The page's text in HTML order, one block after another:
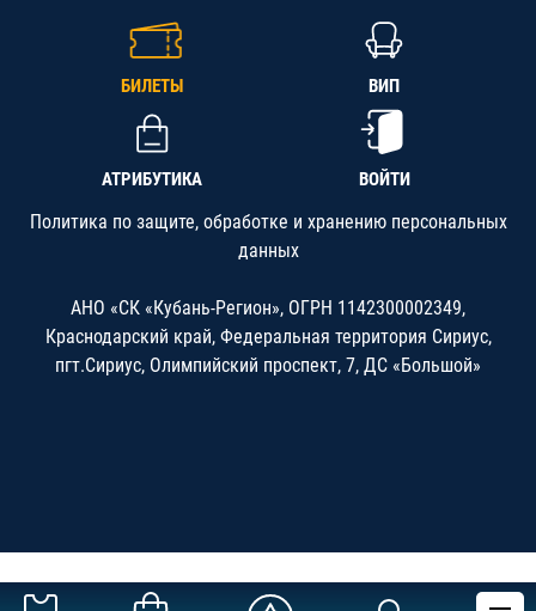
БИЛЕТЫ ВИП
АТРИБУТИКА ВОЙТИ
Политика по защите, обработке и хранению персональных
данных
АНО «СК «Кубань-Регион», ОГРН 1142300002349,
Краснодарский край, Федеральная территория Сириус,
пгт.Сириус, Олимпийский проспект, 7, ДС «Большой»